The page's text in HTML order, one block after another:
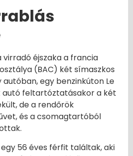
éjszaka a francia
(BAC) két símaszkos
egy benzinkúton Le
autó feltartóztatásakor a két
de a rendőrök
és a csomagtartóból
56 éves férfit találtak, aki